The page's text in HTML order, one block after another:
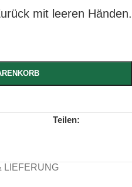
mit leeren Händen.
Teilen:
LIEFERUNG